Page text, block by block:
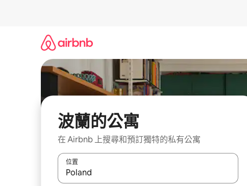
波蘭的公寓
在 Airbnb 上搜尋和預訂獨特的私有公寓
位置
如有搜尋結果，瀏覽內容時請使用上下箭頭，或輕點、滑